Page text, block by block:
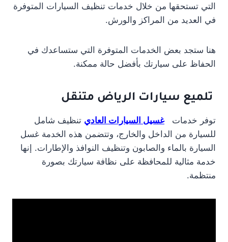
التي تستحقها من خلال خدمات تنظيف السيارات المتوفرة
في العديد من المراكز والورش.
هنا ستجد بعض الخدمات المتوفرة التي ستساعدك في
الحفاظ على سيارتك بأفضل حالة ممكنة.
تلميع سيارات الرياض متنقل
توفر خدماتغسيل السيارات العادي تنظيف شامل
للسيارة من الداخل والخارج، وتتضمن هذه الخدمة غسل
السيارة بالماء والصابون وتنظيف النوافذ والإطارات. إنها
خدمة مثالية للمحافظة على نظافة سيارتك بصورة
منتظمة.